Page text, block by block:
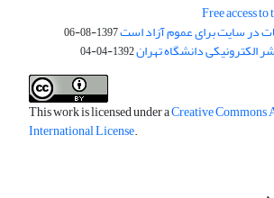
Free access
در سایت برای عموم آزاد است1397-08-06
الکترونیکی دانشگاه تهران1392-04-04
This work is licensed under aCreative
International License.